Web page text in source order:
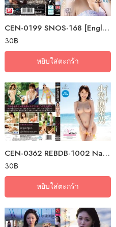
CEN-0199 SNOS-168 [English Subtitle] The First And Last Challenge To The…
30฿
หยิบใส่ตะกร้า
CEN-0362 REBDB-1002 Nano Crystal Blue – Nano Ogasawara Blu…
30฿
หยิบใส่ตะกร้า